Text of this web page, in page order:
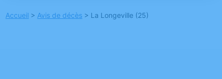
Accueil > Avis de décès > La Longeville (25)